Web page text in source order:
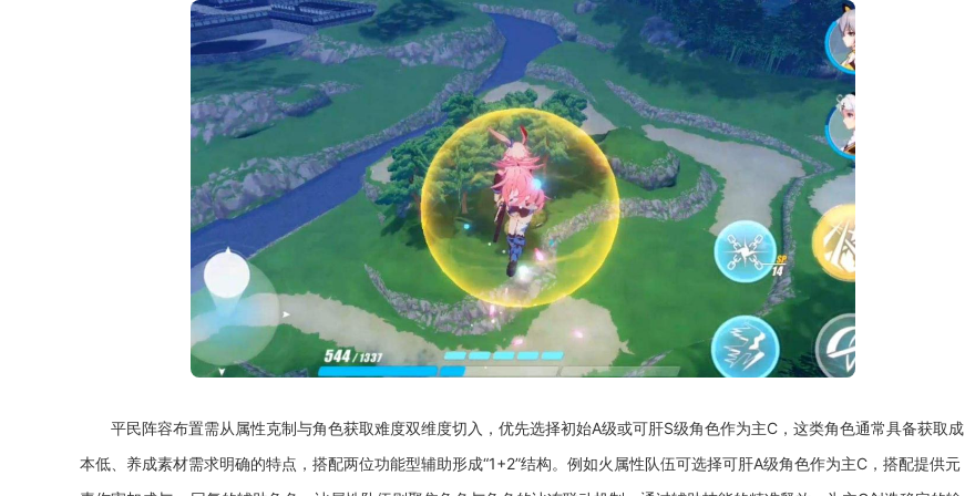
平民阵容布置需从属性克制与角色获取难度双维度切入，优先选择初始A级或可肝S级角色作为主C，这类角色通常具备获取成
本低、养成素材需求明确的特点，搭配两位功能型辅助形成“1+2”结构。例如火属性队伍可选择可肝A级角色作为主C，搭配提供元